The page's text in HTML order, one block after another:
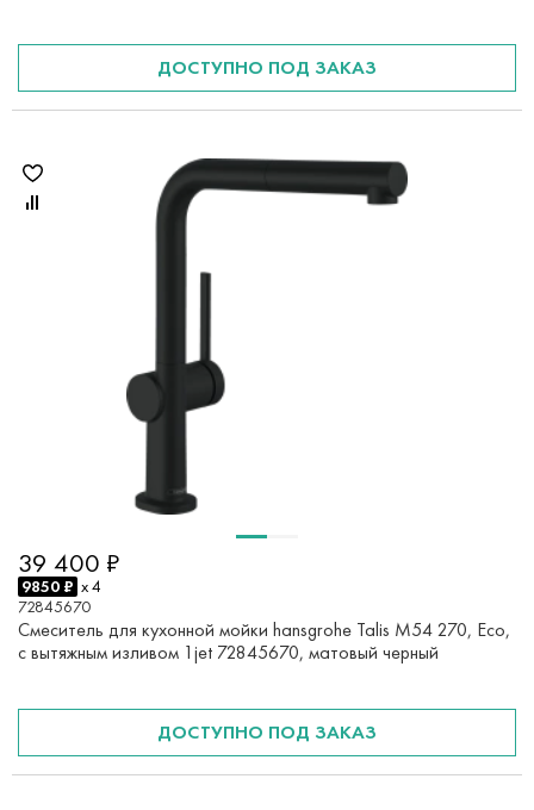
ДОСТУПНО ПОД ЗАКАЗ
39 400 ₽
9850 ₽ x 4
72845670
Смеситель для кухонной мойки hansgrohe Talis M54 270, Eco,
с вытяжным изливом 1jet 72845670, матовый черный
ДОСТУПНО ПОД ЗАКАЗ